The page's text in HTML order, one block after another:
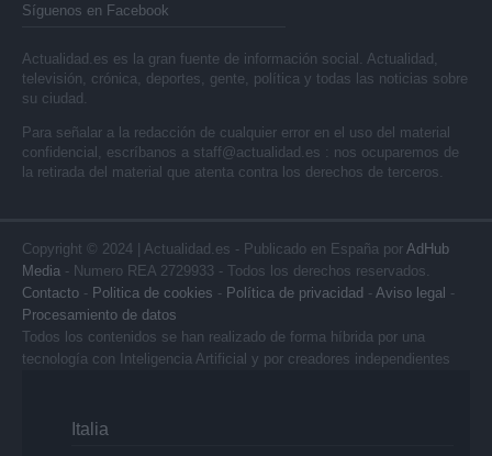
Síguenos en Facebook
Actualidad.es es la gran fuente de información social. Actualidad,
televisión, crónica, deportes, gente, política y todas las noticias sobre
su ciudad.
Para señalar a la redacción de cualquier error en el uso del material
confidencial, escríbanos a staff@actualidad.es : nos ocuparemos de
la retirada del material que atenta contra los derechos de terceros.
Copyright © 2024 | Actualidad.es - Publicado en España por AdHub
Media - Numero REA 2729933 - Todos los derechos reservados.
Contacto - Politica de cookies - Política de privacidad - Aviso legal -
Procesamiento de datos
Todos los contenidos se han realizado de forma híbrida por una
tecnología con Inteligencia Artificial y por creadores independientes
Italia